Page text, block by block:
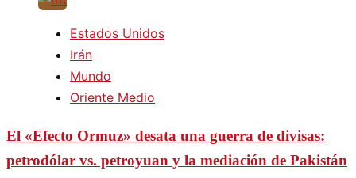
Estados Unidos
Irán
Mundo
Oriente Medio
El «Efecto Ormuz» desata una guerra de divisas:
petrodólar vs. petroyuan y la mediación de Pakistán